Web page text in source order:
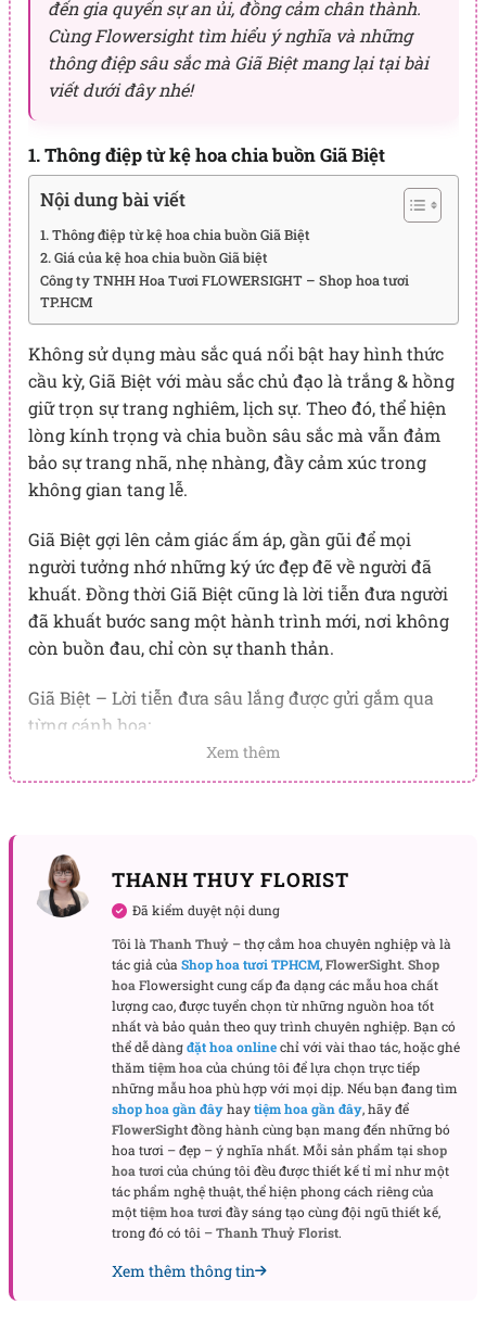
đến gia quyến sự an ủi, đồng cảm chân thành.
Cùng Flowersight tìm hiểu ý nghĩa và những
thông điệp sâu sắc mà Giã Biệt mang lại tại bài
viết dưới đây nhé!
1. Thông điệp từ kệ hoa chia buồn Giã Biệt
Nội dung bài viết
1. Thông điệp từ kệ hoa chia buồn Giã Biệt
2. Giá của kệ hoa chia buồn Giã biệt
Công ty TNHH Hoa Tươi FLOWERSIGHT – Shop hoa tươi
TP.HCM
Không sử dụng màu sắc quá nổi bật hay hình thức
cầu kỳ, Giã Biệt với màu sắc chủ đạo là trắng & hồng
giữ trọn sự trang nghiêm, lịch sự. Theo đó, thể hiện
lòng kính trọng và chia buồn sâu sắc mà vẫn đảm
bảo sự trang nhã, nhẹ nhàng, đầy cảm xúc trong
không gian tang lễ.
Giã Biệt gợi lên cảm giác ấm áp, gần gũi để mọi
người tưởng nhớ những ký ức đẹp đẽ về người đã
khuất. Đồng thời Giã Biệt cũng là lời tiễn đưa người
đã khuất bước sang một hành trình mới, nơi không
còn buồn đau, chỉ còn sự thanh thản.
Giã Biệt – Lời tiễn đưa sâu lắng được gửi gắm qua
từng cánh hoa:
Hoa cúc lưới trắng:
được người đời kính trọng.
Hoa baby trắng:Gợi nhắc sự mong manh của đời người, là
lời động viên vơi bớt nỗi đau mất mát trong đám tang.
Hoa calimero:Tượng trưng cho nỗi nhớ âm thầm, gợi
nhắc đến những ký ức về người đã khuất sẽ luôn hiện
hữu trong tim người ở lại.
Xem thêm
THANH THUY FLORIST
Đã kiểm duyệt nội dung
Tôi làThanh Thuỷ – thợ cắm hoa chuyên nghiệp và là
tác giả củaShop hoa tươi TPHCM,FlowerSight. Shop
hoaFlowersight cung cấp đa dạng các mẫu hoa chất
lượng cao, được tuyển chọn từ những nguồn hoa tốt
nhất và bảo quản theo quy trình chuyên nghiệp. Bạn có
thể dễ dàngđặt hoa onlinechỉ với vài thao tác, hoặc ghé
thămtiệm hoacủa chúng tôi để lựa chọn trực tiếp
những mẫu hoa phù hợp với mọi dịp. Nếu bạn đang tìm
shop hoa gần đâyhaytiệm hoa gần đây, hãy để
FlowerSightđồng hành cùng bạn mang đến những bó
hoa tươi – đẹp – ý nghĩa nhất. Mỗi sản phẩm tạishop
hoa tươicủa chúng tôi đều được thiết kế tỉ mỉ như một
tác phẩm nghệ thuật, thể hiện phong cách riêng của
mộttiệm hoa tươiđầy sáng tạo cùng đội ngũ thiết kế,
trong đó có tôi –Thanh Thuỷ Florist.
Xem thêm thông tin